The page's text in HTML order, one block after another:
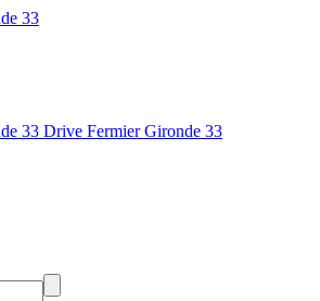
Drive Fermier Gironde 33